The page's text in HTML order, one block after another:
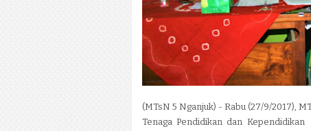
(MTsN 5 Nganjuk) - Rabu (27/9/2017),
Tenaga Pendidikan dan